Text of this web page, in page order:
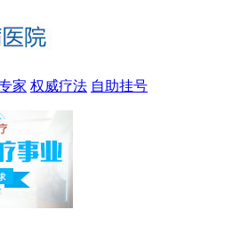
家 权威疗法 自助挂号